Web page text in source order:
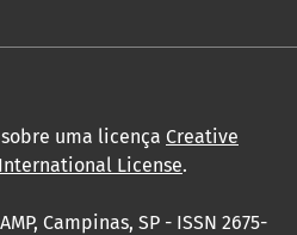
uma licença Creative
License.
Campinas, SP - ISSN 2675-